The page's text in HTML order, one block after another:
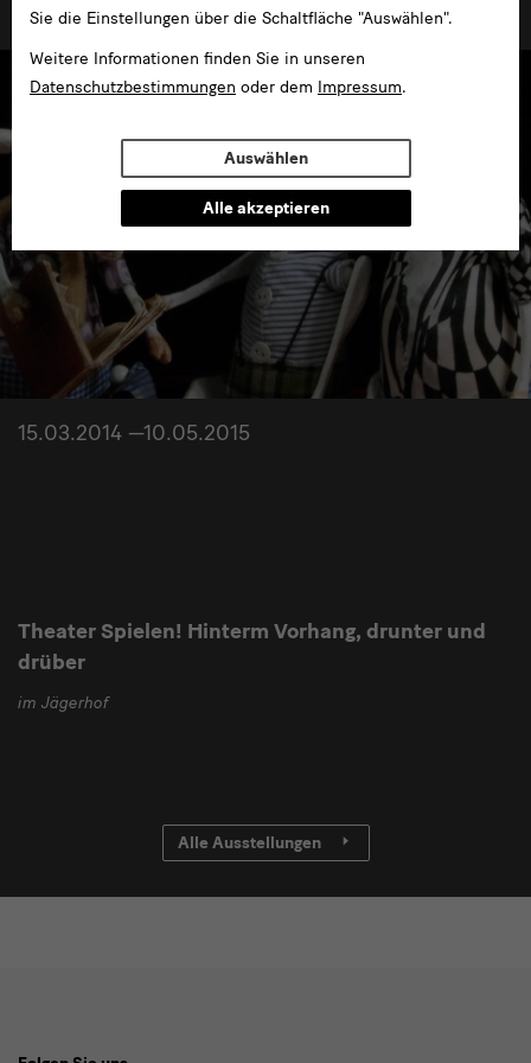
15.03.2014 —10.05.2015
Theater Spielen! Hinterm Vorhang, drunter und
drüber
im Jägerhof
Alle Ausstellungen
Sie die Einstellungen über die Schaltfläche "Auswählen".
Weitere Informationen finden Sie in unseren
Datenschutzbestimmungen oder dem Impressum.
Auswählen
Alle akzeptieren